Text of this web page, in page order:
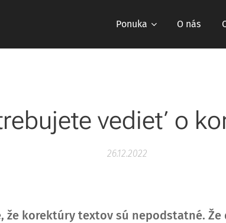
Ponuka O nás
vedieť o
26.12.2022
že korektúry textov sú nepodstatné.